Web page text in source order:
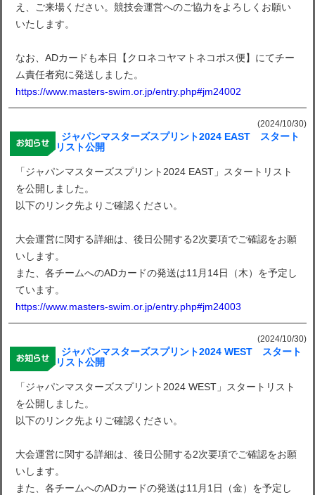
え、ご来場ください。競技会運営へのご協力をよろしくお願い
いたします。
なお、ADカードも本日【クロネコヤマトネコポス便】にてチー
ム責任者宛に発送しました。
https://www.masters-swim.or.jp/entry.php#jm24002
(2024/10/30)
ジャパンマスターズスプリント2024 EAST スタート
リスト公開
「ジャパンマスターズスプリント2024 EAST」スタートリスト
を公開しました。
以下のリンク先よりご確認ください。
大会運営に関する詳細は、後日公開する2次要項でご確認をお願
いします。
また、各チームへのADカードの発送は11月14日（木）を予定し
ています。
https://www.masters-swim.or.jp/entry.php#jm24003
(2024/10/30)
ジャパンマスターズスプリント2024 WEST スタート
リスト公開
「ジャパンマスターズスプリント2024 WEST」スタートリスト
を公開しました。
以下のリンク先よりご確認ください。
大会運営に関する詳細は、後日公開する2次要項でご確認をお願
いします。
また、各チームへのADカードの発送は11月1日（金）を予定し